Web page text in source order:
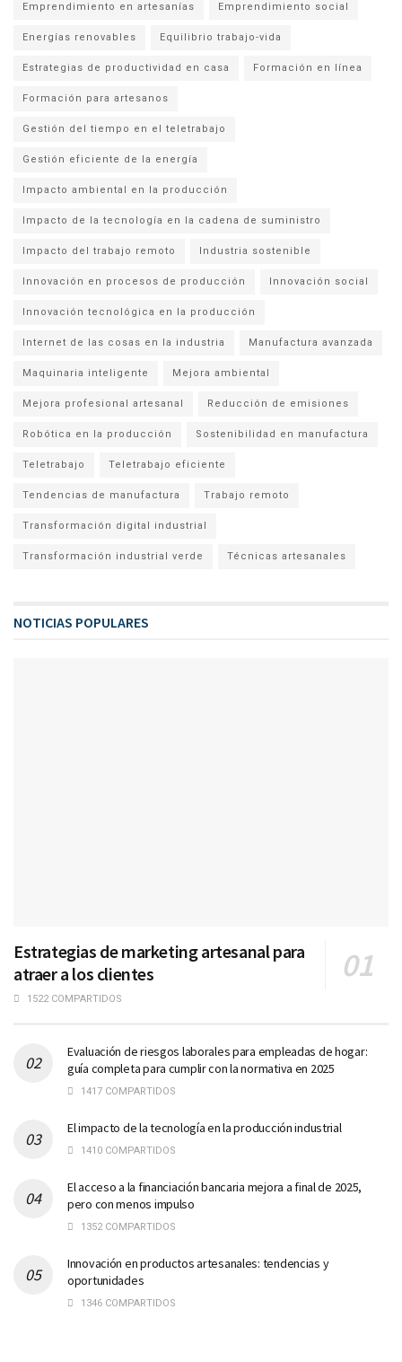
Emprendimiento en artesanías Emprendimiento social
Energías renovables Equilibrio trabajo-vida
Estrategias de productividad en casa Formación en línea
Formación para artesanos
Gestión del tiempo en el teletrabajo
Gestión eficiente de la energía
Impacto ambiental en la producción
Impacto de la tecnología en la cadena de suministro
Impacto del trabajo remoto Industria sostenible
Innovación en procesos de producción Innovación social
Innovación tecnológica en la producción
Internet de las cosas en la industria Manufactura avanzada
Maquinaria inteligente Mejora ambiental
Mejora profesional artesanal Reducción de emisiones
Robótica en la producción Sostenibilidad en manufactura
Teletrabajo Teletrabajo eficiente
Tendencias de manufactura Trabajo remoto
Transformación digital industrial
Transformación industrial verde Técnicas artesanales
NOTICIAS POPULARES
Estrategias de marketing artesanal para
atraer a los clientes
1522 COMPARTIDOS
Evaluación de riesgos laborales para empleadas de hogar:
guía completa para cumplir con la normativa en 2025
1417 COMPARTIDOS
El impacto de la tecnología en la producción industrial
1410 COMPARTIDOS
El acceso a la financiación bancaria mejora a final de 2025,
pero con menos impulso
1352 COMPARTIDOS
Innovación en productos artesanales: tendencias y
oportunidades
1346 COMPARTIDOS